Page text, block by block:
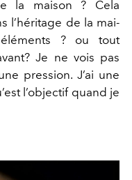
la maison ? Cela
l’héritage de la mai-
? ou tout
Je ne vois pas
pression. J’ai une
l’objectif quand je